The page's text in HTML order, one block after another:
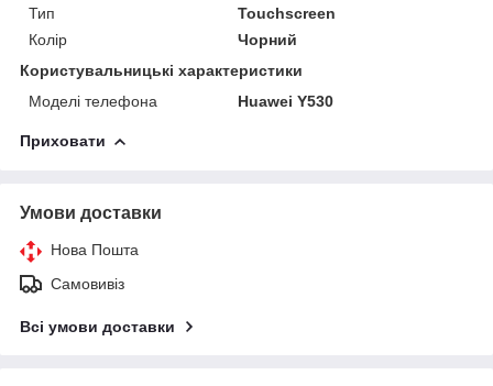
Тип
Touchscreen
Колір
Чорний
Користувальницькі характеристики
Моделі телефона
Huawei Y530
Приховати
Умови доставки
Нова Пошта
Самовивіз
Всі умови доставки